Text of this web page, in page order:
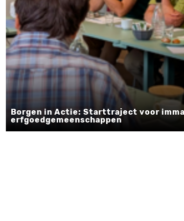
Borgen in Actie: Starttraject voor
erfgoedgemeenschappen